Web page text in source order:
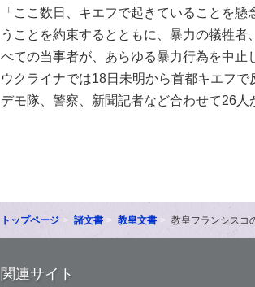
「ここ数日、キエフで起きていることを
うことを約束するとともに、暴力の犠牲
べての当事者が、あらゆる暴力行為を中止
ウクライナでは18日未明から首都キエフ
デモ隊、警察、新聞記者など合わせて26人
トップページ 諸文書 教皇文書 教皇フランシスコ
関連サイト